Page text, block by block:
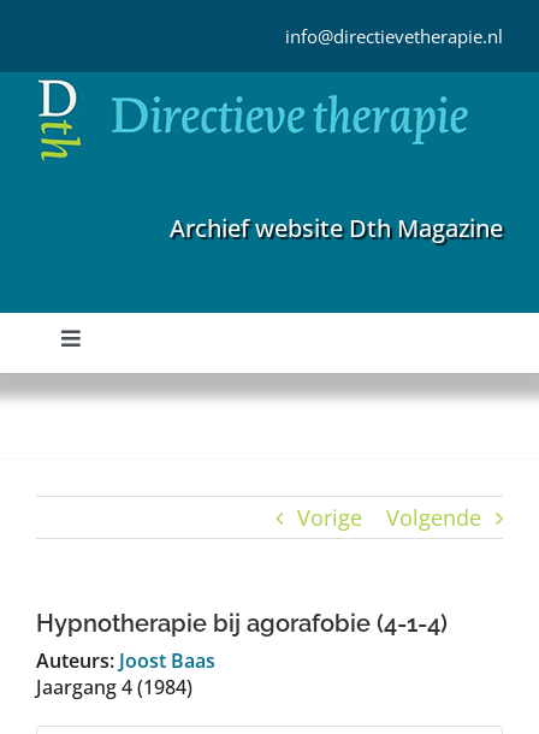
inhoud
info@directievetherapie.nl
Archief website Dth Magazine
Toggle
Navigation
Home
TDT Overzicht
Over Dth
Vorige Volgende
Hypnotherapie bij agorafobie (4-1-4)
Auteurs: Joost Baas
Jaargang 4 (1984)